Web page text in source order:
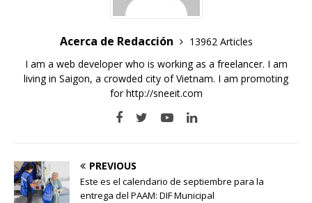
Acerca de Redacción
13962 Articles
I am a web developer who is working as a freelancer. I am
living in Saigon, a crowded city of Vietnam. I am promoting
forhttp://sneeit.com
PREVIOUS
Este es el calendario de septiembre para la
entrega del PAAM: DIF Municipal